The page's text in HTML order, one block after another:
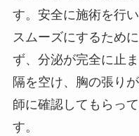
す。安全に施術を行
スムーズにするため
ず、分泌が完全に止
隔を空け、胸の張り
師に確認してもらっ
す。